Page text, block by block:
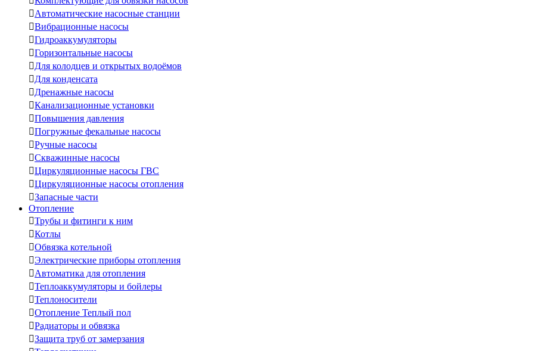
Автоматические насосные станции
Вибрационные насосы
Гидроаккумуляторы
Горизонтальные насосы
Для колодцев и открытых водоёмов
Для конденсата
Дренажные насосы
Канализационные установки
Повышения давления
Погружные фекальные насосы
Ручные насосы
Скважинные насосы
Циркуляционные насосы ГВС
Циркуляционные насосы отопления
Запасные части
Отопление
Трубы и фитинги к ним
Котлы
Обвязка котельной
Электрические приборы отопления
Автоматика для отопления
Теплоаккумуляторы и бойлеры
Теплоносители
Отопление Теплый пол
Радиаторы и обвязка
Защита труб от замерзания